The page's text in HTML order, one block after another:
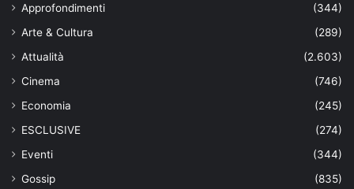
Approfondimenti
(344)
Arte & Cultura
(289)
Attualità
(2.603)
Cinema
(746)
Economia
(245)
ESCLUSIVE
(274)
Eventi
(344)
Gossip
(835)